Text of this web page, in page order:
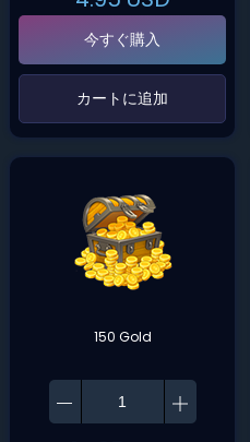
今すぐ購入
‌カートに追加‌
150 Gold